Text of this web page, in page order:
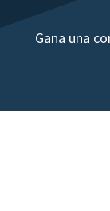
Gana una